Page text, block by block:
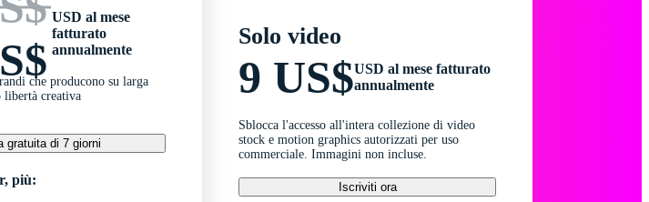
USD al mese
fatturato
annualmente
che producono su larga
libertà creativa
gratuita di 7 giorni
più:
Solo video
9 US$USD al mese fatturato
annualmente
Sblocca l'accesso all'intera collezione di video
stock e motion graphics autorizzati per uso
commerciale. Immagini non incluse.
Iscriviti ora